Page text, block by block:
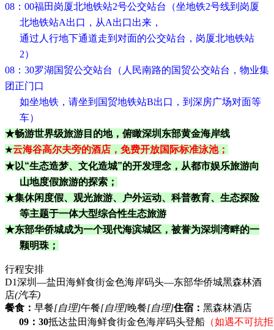
08：00福田岗厦北地铁站2号公交站台（坐地铁2号线到岗厦
北地铁站A出口，从A出口出来，
通过人行地下通道走到对面的公交站台，岗厦北地铁站
2）
08：30罗湖国贸公交站台（人民南路的国贸公交站台，物业集
团正门口
如坐地铁，请坐到国贸地铁站B出口，到深房广场对面等
车）
★畅游世界级旅游目的地，俯瞰深圳东部黄金海岸线
★云海谷高尔夫旁的酒店，免费开放国际标准泳池；
★以“生态造梦、文化造城”的开发理念，从都市娱乐旅游向
山地度假旅游的探索；
★集休闲度假、观光旅游、户外运动、科普教育、生态探险
等主题于一体大型综合性生态旅游
★东部华侨城成为一个现代海滨城区，被誉为深圳湾畔的一
颗明珠；
行程安排
D1深圳—盐田海鲜食街金色海岸码头—东部华侨城黑森林酒
店(汽车)
餐食： 早餐[自理]午餐[自理]晚餐[自理]住宿： 黑森林酒店
09：30抵达盐田海鲜食街金色海岸码头登船 （如遇不可抗